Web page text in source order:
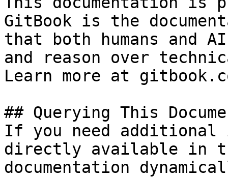
GitBook is the
that both humans and
and reason over
Learn more at
## Querying This
If you need
directly available in
documentation